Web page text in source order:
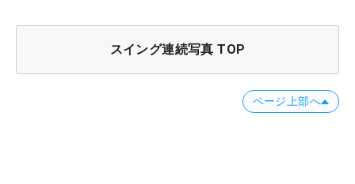
スイング連続写真 TOP
ページ上部へ